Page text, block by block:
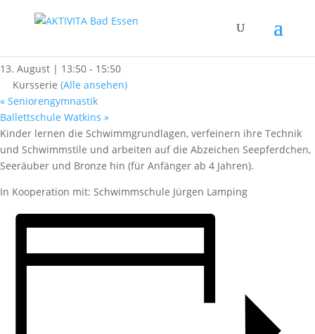
« Alle Kurse
13. August | 13:50 - 15:50
Kursserie (Alle ansehen)
« Seniorengymnastik
Ballettschule Watkins »
Kinder lernen die Schwimmgrundlagen, verfeinern ihre Technik
und Schwimmstile und arbeiten auf die Abzeichen Seepferdchen,
Seeräuber und Bronze hin (für Anfänger ab 4 Jahren).
In Kooperation mit: Schwimmschule Jürgen Lamping